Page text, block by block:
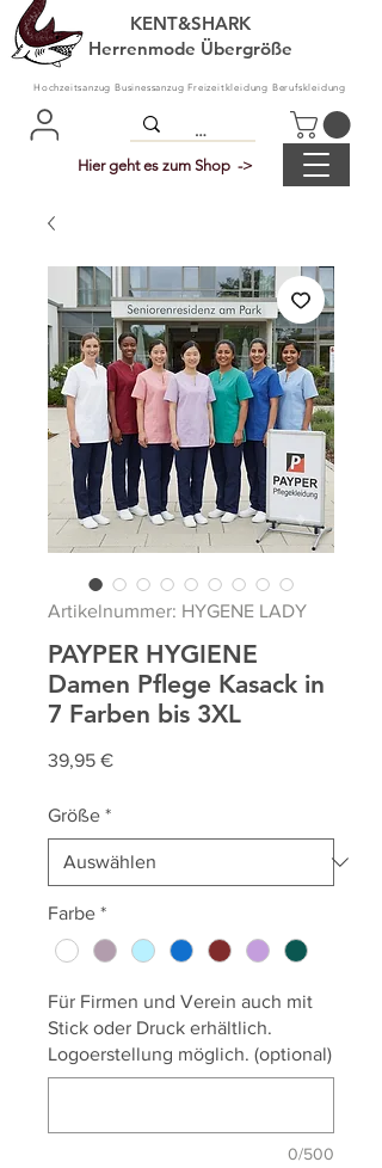
KENT&SHARK
Herrenmode Übergröße
Hochzeitsanzug Businessanzug Freizeitkleidung Berufskleidung
Hier geht es zum Shop ->
Artikelnummer: HYGENE LADY
PAYPER HYGIENE
Damen Pflege Kasack in
7 Farben bis 3XL
39,95 €Preis
Größe *
Farbe *
Für Firmen und Verein auch mit
Stick oder Druck erhältlich.
Logoerstellung möglich. (optional)
0/500